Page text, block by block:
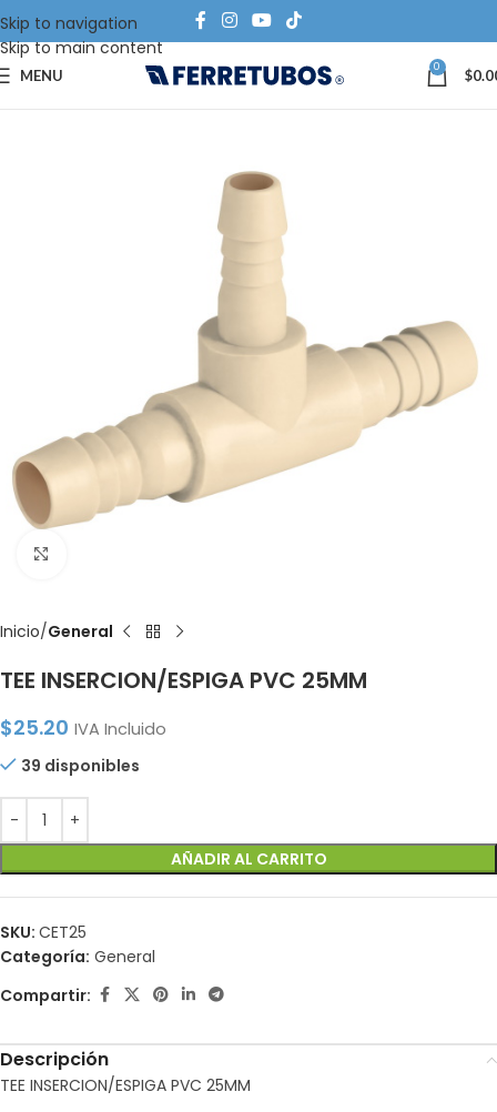
Skip to navigation
Skip to main content
MENU 0 $
Inicio General
TEE INSERCION/ESPIGA PVC 25MM
$25.20 IVA Incluido
39 disponibles
AÑADIR AL CARRITO
SKU: CET25
Categoría: General
Compartir:
Descripción
TEE INSERCION/ESPIGA PVC 25MM